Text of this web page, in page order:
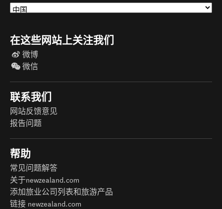
在这些网站上关注我们
微博
微信
联系我们
网站反馈意见
报告问题
帮助
常见问题解答
关于newzealand.com
添加旅业公司列表和旅游产品
链接 newzealand.com